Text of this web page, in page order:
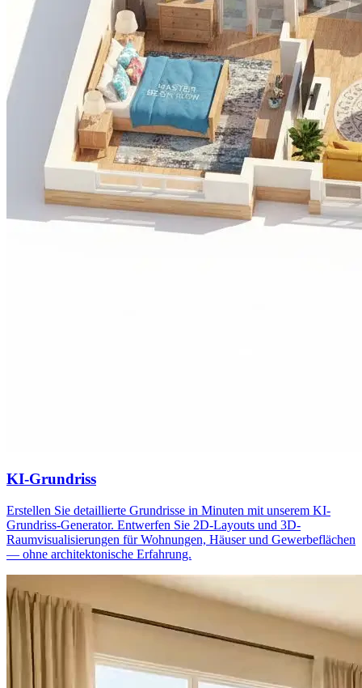
KI-Grundriss
Erstellen Sie detaillierte Grundrisse in Minuten mit unserem KI-
Grundriss-Generator. Entwerfen Sie 2D-Layouts und 3D-
Raumvisualisierungen für Wohnungen, Häuser und Gewerbeflächen
— ohne architektonische Erfahrung.